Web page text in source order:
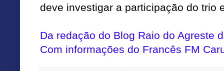
deve investigar a participação do trio
Da redação do Blog Raio do Agreste
Com informações do Francês FM